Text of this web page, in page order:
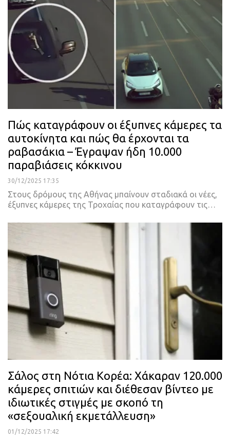
Πώς καταγράφουν οι έξυπνες κάμερες τα
αυτοκίνητα και πώς θα έρχονται τα
ραβασάκια – Έγραψαν ήδη 10.000
παραβιάσεις κόκκινου
30/12/2025 17:35
Στους δρόμους της Αθήνας μπαίνουν σταδιακά οι νέες,
έξυπνες κάμερες της Τροχαίας που καταγράφουν τις…
Σάλος στη Νότια Κορέα: Χάκαραν 120.000
κάμερες σπιτιών και διέθεσαν βίντεο με
ιδιωτικές στιγμές με σκοπό τη
«σεξουαλική εκμετάλλευση»
01/12/2025 17:42